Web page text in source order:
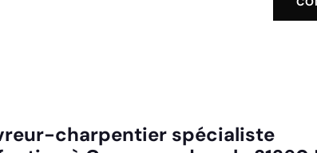
charpentier spécialiste